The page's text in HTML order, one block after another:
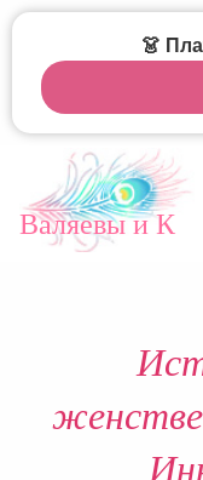
Валяевы и К
👗